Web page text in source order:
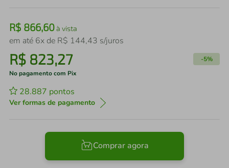
R$ 866,60à vista
em até 6x de R$ 144,43 s/juros
R$ 823,27 -5%
No pagamento com Pix
28.887 pontos
Ver formas de pagamento
Comprar agora